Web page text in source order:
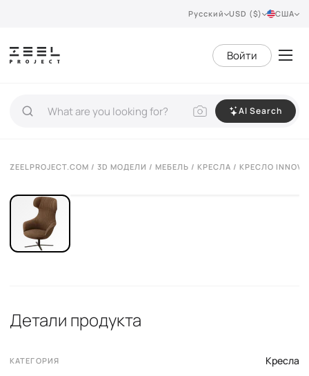
Русский USD ($) США
Войти
AI Search
ZEELPROJECT.COM / 3D МОДЕЛИ / МЕБЕЛЬ / КРЕСЛА / КРЕСЛО INNOVA
VIEW 360°
Детали продукта
КАТЕГОРИЯ Кресла